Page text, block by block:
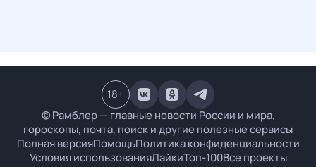
© Рамблер — главные новости России и мира,
гороскопы, почта, поиск и другие полезные сервисы
Полная версияПомощьПолитика конфиденциальности
Условия использованияЛайкиТоп-100Все проекты
18+